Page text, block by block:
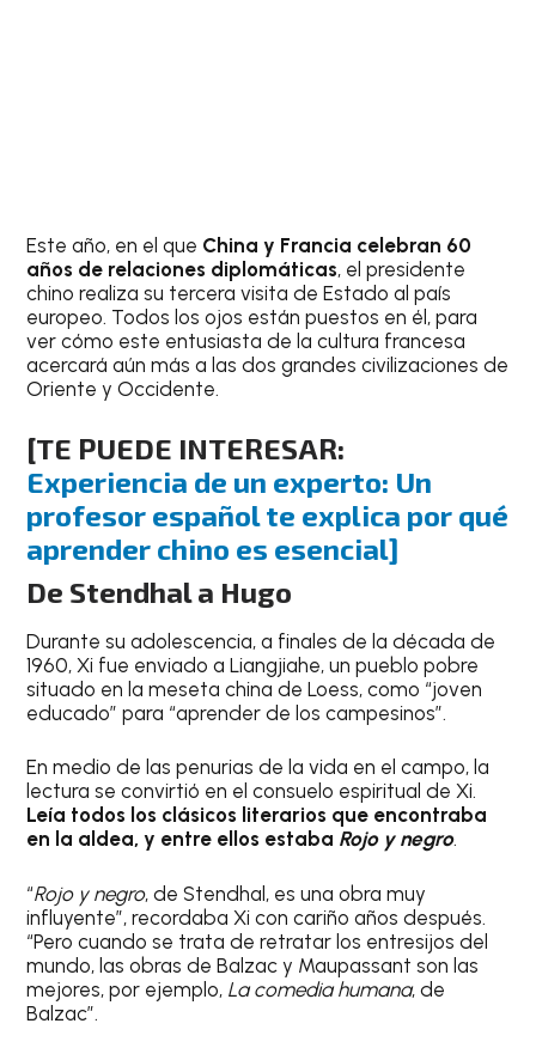
Este año, en el que China y Francia celebran 60
años de relaciones diplomáticas, el presidente
chino realiza su tercera visita de Estado al país
europeo. Todos los ojos están puestos en él, para
ver cómo este entusiasta de la cultura francesa
acercará aún más a las dos grandes civilizaciones de
Oriente y Occidente.
[TE PUEDE INTERESAR:
Experiencia de un experto: Un
profesor español te explica por qué
aprender chino es esencial]
De Stendhal a Hugo
Durante su adolescencia, a finales de la década de
1960, Xi fue enviado a Liangjiahe, un pueblo pobre
situado en la meseta china de Loess, como “joven
educado” para “aprender de los campesinos”.
En medio de las penurias de la vida en el campo, la
lectura se convirtió en el consuelo espiritual de Xi.
Leía todos los clásicos literarios que encontraba
en la aldea, y entre ellos estaba Rojo y negro.
“Rojo y negro, de Stendhal, es una obra muy
influyente”, recordaba Xi con cariño años después.
“Pero cuando se trata de retratar los entresijos del
mundo, las obras de Balzac y Maupassant son las
mejores, por ejemplo, La comedia humana, de
Balzac”.